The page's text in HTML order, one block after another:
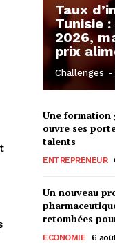
Taux
Tunisie
2026,
prix
Challenges -
Une
ouvre ses
talents
ENTREPRENEUR
Un nouveau
retombées
ECONOMIE 6